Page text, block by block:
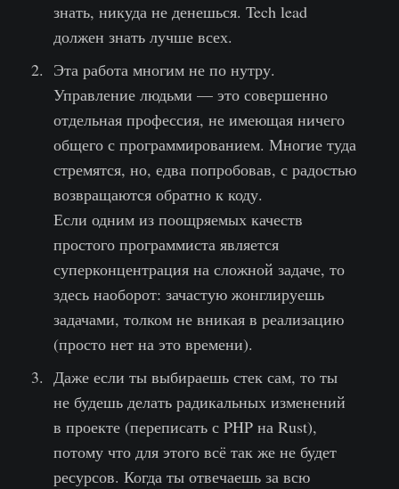
знать, никуда не денешься. Tech lead
должен знать лучше всех.
Эта работа многим не по нутру.
Управление людьми — это совершенно
отдельная профессия, не имеющая ничего
общего с программированием. Многие туда
стремятся, но, едва попробовав, с радостью
возвращаются обратно к коду.
Если одним из поощряемых качеств
простого программиста является
суперконцентрация на сложной задаче, то
здесь наоборот: зачастую жонглируешь
задачами, толком не вникая в реализацию
(просто нет на это времени).
Даже если ты выбираешь стек сам, то ты
не будешь делать радикальных изменений
в проекте (переписать с PHP на Rust),
потому что для этого всё так же не будет
ресурсов. Когда ты отвечаешь за всю